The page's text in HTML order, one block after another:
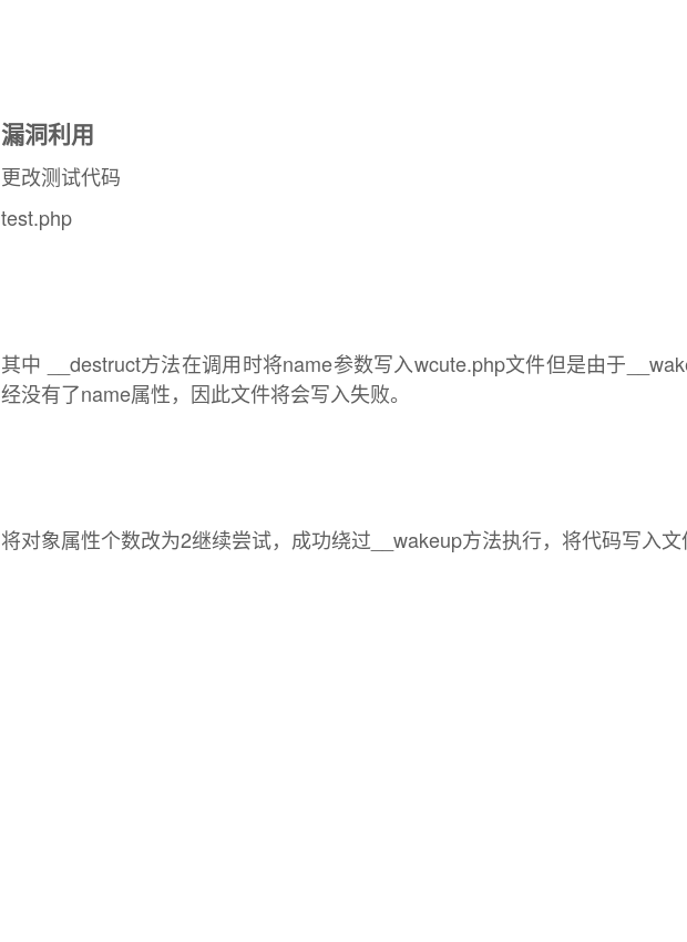
漏洞利用
更改测试代码
test.php
其中 __destruct方法在调用时将name参数写入wcute.php文件但是由于
经没有了name属性，因此文件将会写入失败。
将对象属性个数改为2继续尝试，成功绕过__wakeup方法执行，将代码写入文